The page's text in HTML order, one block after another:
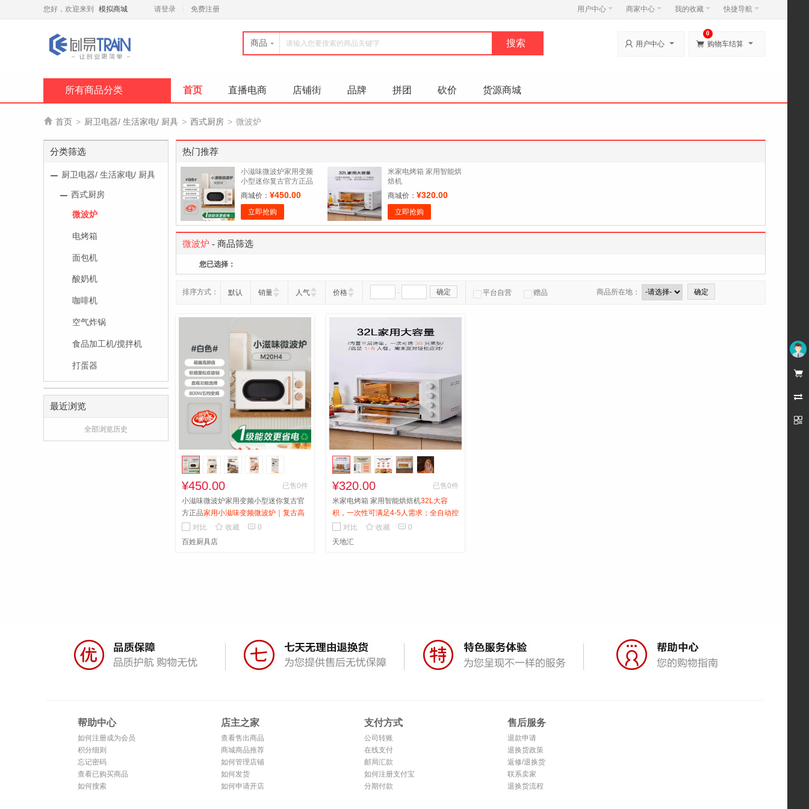
您好，欢迎来到 模拟商城 请登录 免费注册 用户中心 商家中心 我的收藏 快捷导航
未登录



商品  用户中心  购物车结算
0
所有商品分类 首页 直播电商 店铺街 品牌 拼团 砍价 货源商城
 首页 > 厨卫电器/ 生活家电/ 厨具 > 西式厨房 > 微波炉
分类筛选
厨卫电器/ 生活家电/ 厨具
西式厨房
微波炉
电烤箱
面包机
酸奶机
咖啡机
空气炸锅
食品加工机/搅拌机
打蛋器
最近浏览
全部浏览历史
热门推荐
小滋味微波炉家用变频
小型迷你复古官方正品
白色 20L
商城价： ¥450.00
立即抢购
米家电烤箱 家用智能烘
焙机
商城价： ¥320.00
立即抢购
微波炉 - 商品筛选
您已选择：
排序方式： 默认 销量 人气 价格 - 确定 平台自营 赠品 商品所在地：
¥450.00
已售0件
小滋味微波炉家用变频小型迷你复古官
方正品家用小滋味变频微波炉｜复古高
颜值，小型迷你省空间，官方正品，速
热锁鲜不夹生，泡茶加热一键搞定，居
对比  收藏  0
百姓厨具店
¥320.00
已售0件
米家电烤箱 家用智能烘焙机32L大容
积，一次性可满足4-5人需求；全自动控
温，不用担心实物烘烤过度；颜色淡
雅，尽显美观；小米品牌，质量安全可
对比  收藏  0
天地汇
帮助中心
如何注册成为会员
积分细则
忘记密码
查看已购买商品
如何搜索
店主之家
查看售出商品
商城商品推荐
如何管理店铺
如何发货
如何申请开店
支付方式
公司转账
在线支付
邮局汇款
如何注册支付宝
分期付款
售后服务
退款申请
退换货政策
返修/退换货
联系卖家
退换货流程